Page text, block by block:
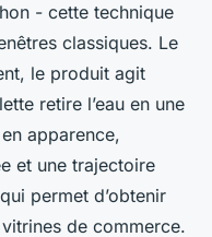
- cette technique
classiques. Le
le produit agit
retire l’eau en une
apparence,
et une trajectoire
permet d’obtenir
de commerce.